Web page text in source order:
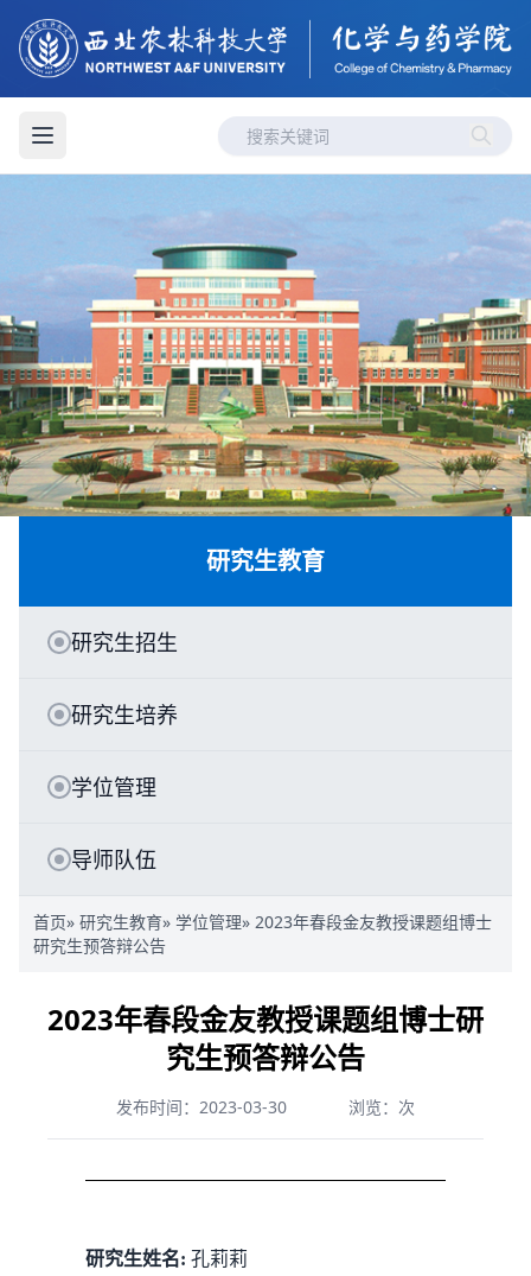
研究生教育
研究生招生
研究生培养
学位管理
导师队伍
首页» 研究生教育» 学位管理» 2023年春段金友教授课题组博士
研究生预答辩公告
2023年春段金友教授课题组博士研
究生预答辩公告
发布时间：2023-03-30 浏览： 次
研究生姓名: 孔莉莉